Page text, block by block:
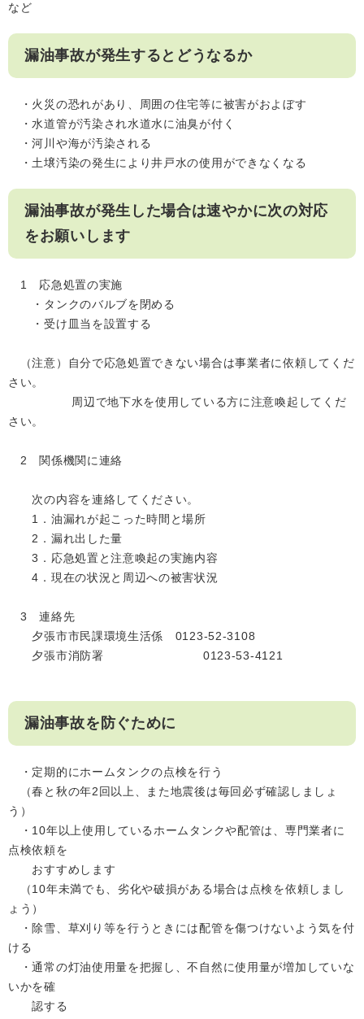
など
漏油事故が発生するとどうなるか
・火災の恐れがあり、周囲の住宅等に被害がおよぼす
・水道管が汚染され水道水に油臭が付く
・河川や海が汚染される
・土壌汚染の発生により井戸水の使用ができなくなる
漏油事故が発生した場合は速やかに次の対応
をお願いします
1 応急処置の実施
・タンクのバルブを閉める
・受け皿当を設置する
（注意）自分で応急処置できない場合は事業者に依頼してくだ
さい。
周辺で地下水を使用している方に注意喚起してくだ
さい。
2 関係機関に連絡
次の内容を連絡してください。
1．油漏れが起こった時間と場所
2．漏れ出した量
3．応急処置と注意喚起の実施内容
4．現在の状況と周辺への被害状況
3 連絡先
夕張市市民課環境生活係 0123-52-3108
夕張市消防署 0123-53-4121
漏油事故を防ぐために
・定期的にホームタンクの点検を行う
（春と秋の年2回以上、また地震後は毎回必ず確認しましょ
う）
・10年以上使用しているホームタンクや配管は、専門業者に
点検依頼を
おすすめします
（10年未満でも、劣化や破損がある場合は点検を依頼しまし
ょう）
・除雪、草刈り等を行うときには配管を傷つけないよう気を付
ける
・通常の灯油使用量を把握し、不自然に使用量が増加していな
いかを確
認する